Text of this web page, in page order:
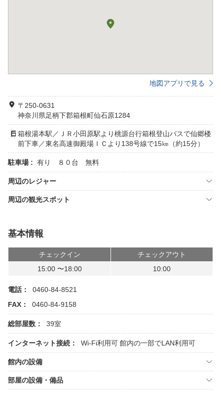
地図アプリで見る
〒250-0631
神奈川県足柄下郡箱根町仙石原1284
箱根湯本駅／ＪＲ小田原駅より桃源台行箱根登山バスで仙郷楼
前下車／東名高速御殿場ＩＣより138号線で15㎞（約15分）
駐車場 : 有り ８０台 無料
周辺のレジャー
周辺の観光スポット
基本情報
チェックイン
チェックアウト
15:00 〜18:00
10:00
電話：
0460-84-8521
FAX：
0460-84-9158
総部屋数： 39室
インターネット接続： Wi-Fi利用可 館内の一部でLAN利用可
館内の設備
部屋の設備・備品